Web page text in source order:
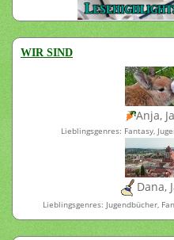
WIR SIND
Anja,
Lieblingsgenres: Fantasy,
Dana,
Lieblingsgenres: Jugendbücher,